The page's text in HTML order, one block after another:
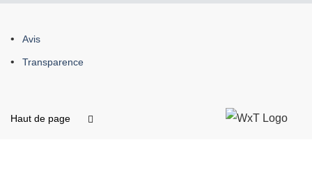
À
propos
site
Avis
Transparence
Haut de page